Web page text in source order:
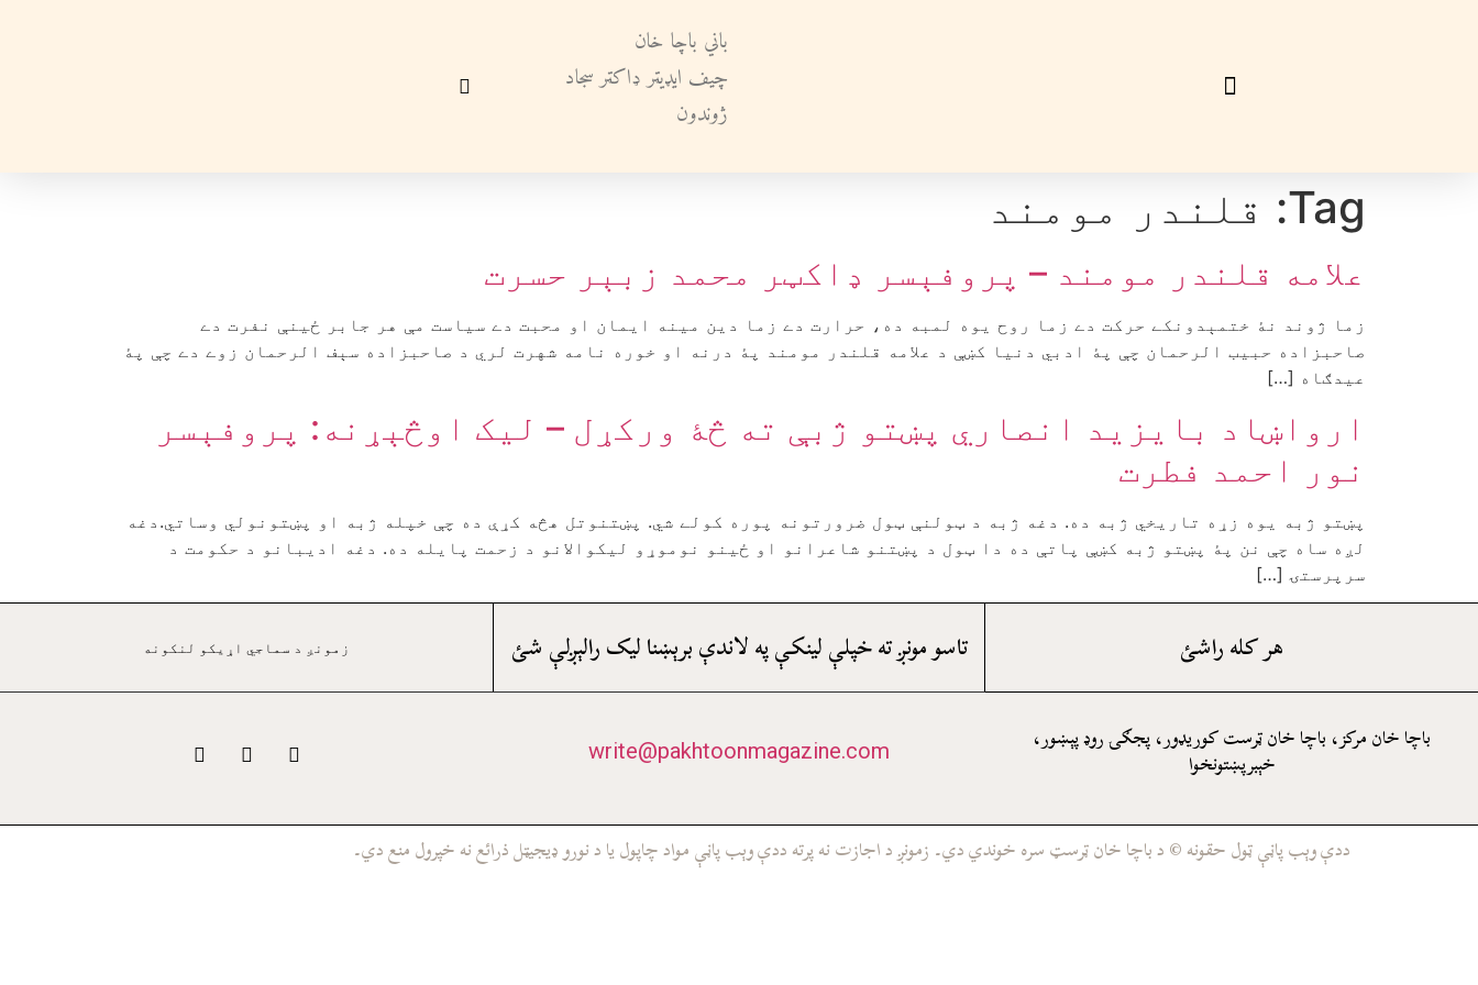
باني باچا خان
چيف ايډيټر ډاکټر سجاد
ژوندون
Tag: قلندر مومند
علامه قلندر مومند – پروفېسر ډاکټر محمد زبېر حسرت
زما ژوند نۀ ختمېدونکے حرکت دے زما روح يوه لمبه ده، حرارت دے زما دين مينه ايمان او محبت دے سياست مې هر جابر ځينې نفرت دے
صاحبزاده حبيب الرحمان چې پۀ ادبي دنيا کښې د علامه قلندر مومند پۀ درنه او خوره نامه شهرت لري د صاحبزاده سېف الرحمان زوے دے چې پۀ
عيدګاه […]
ارواښاد بايزيد انصاري پښتو ژبې ته څۀ ورکړل – ليک اوڅېړنه: پروفېسر
نور احمد فطرت
پښتو ژبه يوه زړه تاريخي ژبه ده. دغه ژبه د ټولنې ټول ضرورتونه پوره کولے شي. پښتنوتل هڅه کړې ده چې خپله ژبه او پښتونولي وساتي.دغه
لږه ساه چې نن پۀ پښتو ژبه کښې پاتې ده دا ټول د پښتنو شاعرانو او ځينو نوموړو ليکوالانو د زحمت پايله ده. دغه اديبانو د حکومت د
سرپرستۍ […]
هر کله راشئ
باچا خان مرکز، باچا خان ټرست کوريډور، پجګۍ روډ پېښور،
خېبرپښتونخوا
تاسو مونږ ته خپلې لينکې په لاندې برېښنا ليک رالېږلې شئ
write@pakhtoonmagazine.com
زمونږ د سماجي اړيکو لنکونه
ددې وېب پاڼې ټول حقونه © د باچا خان ټرسټ سره خوندي دي۔ زمونږ د اجازت نه پرته ددې وېب پاڼې مواد چاپول يا د نورو ډيجيټل ذرائع نه خپرول منع دي۔